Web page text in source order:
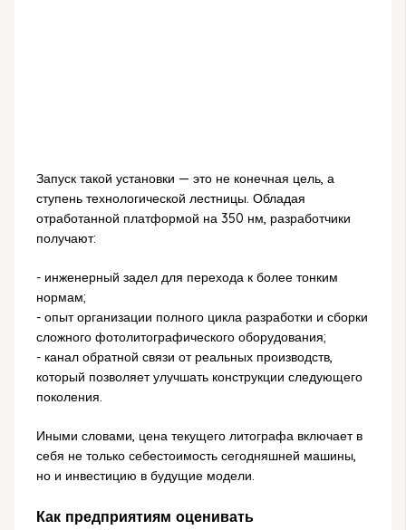
Запуск такой установки — это не конечная цель, а
ступень технологической лестницы. Обладая
отработанной платформой на 350 нм, разработчики
получают:
- инженерный задел для перехода к более тонким
нормам;
- опыт организации полного цикла разработки и сборки
сложного фотолитографического оборудования;
- канал обратной связи от реальных производств,
который позволяет улучшать конструкции следующего
поколения.
Иными словами, цена текущего литографа включает в
себя не только себестоимость сегодняшней машины,
но и инвестицию в будущие модели.
Как предприятиям оценивать